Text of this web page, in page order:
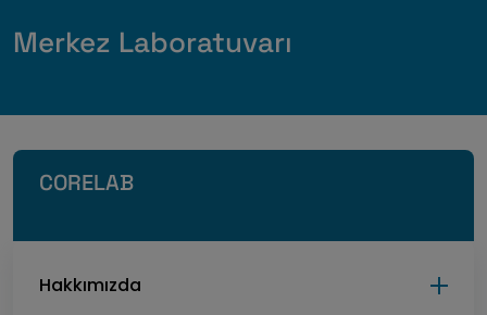
Merkez Laboratuvarı
CORELAB
Hakkımızda